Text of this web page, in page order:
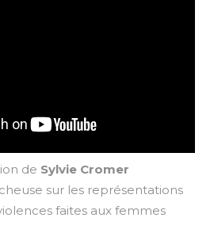
de Sylvie Cromer
sur les représentations
faites aux femmes